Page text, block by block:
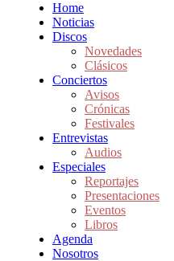
Home
Noticias
Discos
Novedades
Clásicos
Conciertos
Avisos
Crónicas
Festivales
Entrevistas
Audios
Especiales
Reportajes
Presentaciones
Eventos
Libros
Agenda
Nosotros